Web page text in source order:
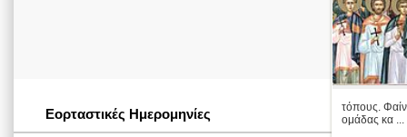
τόπους.
ομάδας κα ...
Εορταστικές Ημερομηνίες